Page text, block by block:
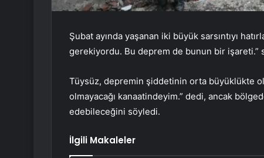
Şubat ayında yaşanan iki büyük sarsıntıyı
gerekiyordu. Bu deprem de bunun bir işareti.”
Tüysüz, depremin şiddetinin orta büyüklükte
olmayacağı kanaatindeyim.” dedi, ancak
edebileceğini söyledi.
İlgili Makaleler